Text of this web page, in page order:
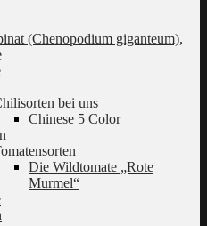
(Chenopodium giganteum),
bei uns
Chinese 5 Color
Die Wildtomate „Rote
Murmel“